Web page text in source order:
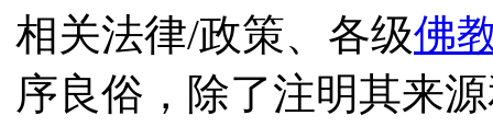
相关法律/政策、各级佛
序良俗，除了注明其来